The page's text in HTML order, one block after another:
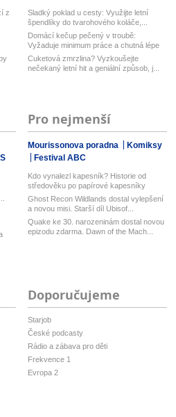
z
Sladký poklad u cesty: Využijte letní
špendlíky do tvarohového koláče,...
Domácí kečup pečený v troubě:
Vyžaduje minimum práce a chutná lépe
než...
Cuketová zmrzlina? Vyzkoušejte
nečekaný letní hit a geniální způsob, j...
S
Pro nejmenší
Mourissonova poradna
Komiksy
Festival ABC
Kdo vynalezl kapesník? Historie od
středověku po papírové kapesníky
Ghost Recon Wildlands dostal vylepšení
a novou misi. Starší díl Ubisof...
Quake ke 30. narozeninám dostal novou
epizodu zdarma. Dawn of the Mach...
Doporučujeme
Starjob
České podcasty
Rádio a zábava pro děti
Frekvence 1
Evropa 2